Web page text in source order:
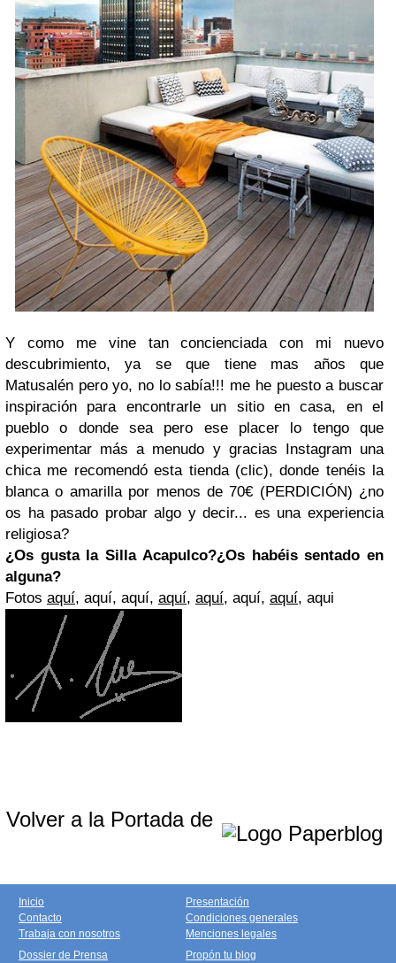
Y como me vine tan concienciada con mi nuevo
descubrimiento, ya se que tiene mas años que
Matusalén pero yo, no lo sabía!!! me he puesto a buscar
inspiración para encontrarle un sitio en casa, en el
pueblo o donde sea pero ese placer lo tengo que
experimentar más a menudo y gracias Instagram una
chica me recomendó esta tienda (clic), donde tenéis la
blanca o amarilla por menos de 70€ (PERDICIÓN) ¿no
os ha pasado probar algo y decir... es una experiencia
religiosa?
¿Os gusta la Silla Acapulco?¿Os habéis sentado en
alguna?
Fotos aquí, aquí, aquí, aquí, aquí, aquí, aquí, aqui
Volver a la Portada de
Inicio
Contacto
Trabaja con nosotros
Presentación
Condiciones generales
Menciones legales
Dossier de Prensa
Propón tu blog